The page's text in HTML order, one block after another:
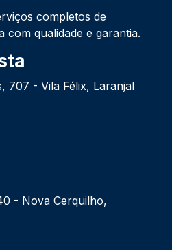
completos de
com qualidade e garantia.
707 - Vila Félix, Laranjal
- Nova Cerquilho,